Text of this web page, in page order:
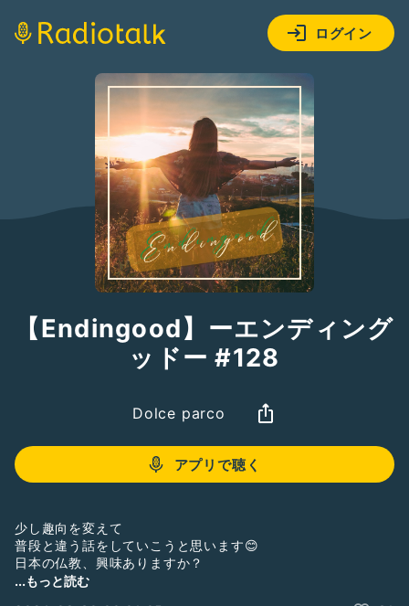
ログイン
【Endingood】ーエンディング
ッドー #128
Dolce parco
アプリで聴く
少し趣向を変えて
普段と違う話をしていこうと思います😊
日本の仏教、興味ありますか？
諸説あると思いますが ……
...もっと読む